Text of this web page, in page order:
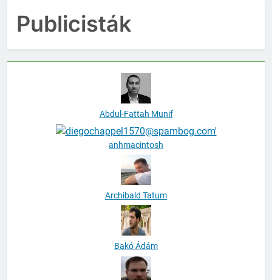
Publicisták
Abdul-Fattah Munif
anhmacintosh
Archibald Tatum
Bakó Ádám